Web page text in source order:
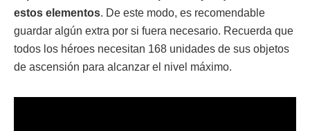
estos elementos. De este modo, es recomendable
guardar algún extra por si fuera necesario. Recuerda que
todos los héroes necesitan 168 unidades de sus objetos
de ascensión para alcanzar el nivel máximo.